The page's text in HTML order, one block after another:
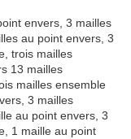
envers, 3 mailles
au point envers, 3
trois mailles
13 mailles
mailles ensemble
3 mailles
au point envers, 3
1 maille au point